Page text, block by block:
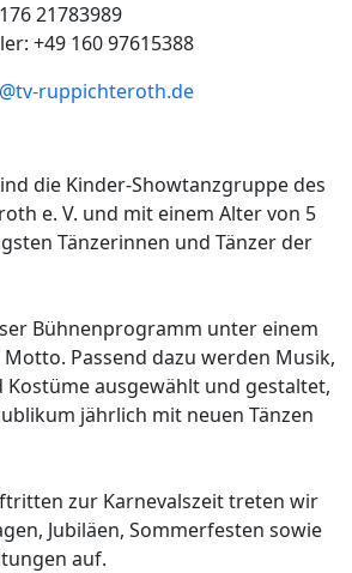
21783989
+49 160 97615388
ruppichteroth.de
die Kinder-Showtanzgruppe des
e. V. und mit einem Alter von 5
Tänzerinnen und Tänzer der
Bühnenprogramm unter einem
Motto. Passend dazu werden Musik,
ausgewählt und gestaltet,
jährlich mit neuen Tänzen
zur Karnevalszeit treten wir
Jubiläen, Sommerfesten sowie
auf.